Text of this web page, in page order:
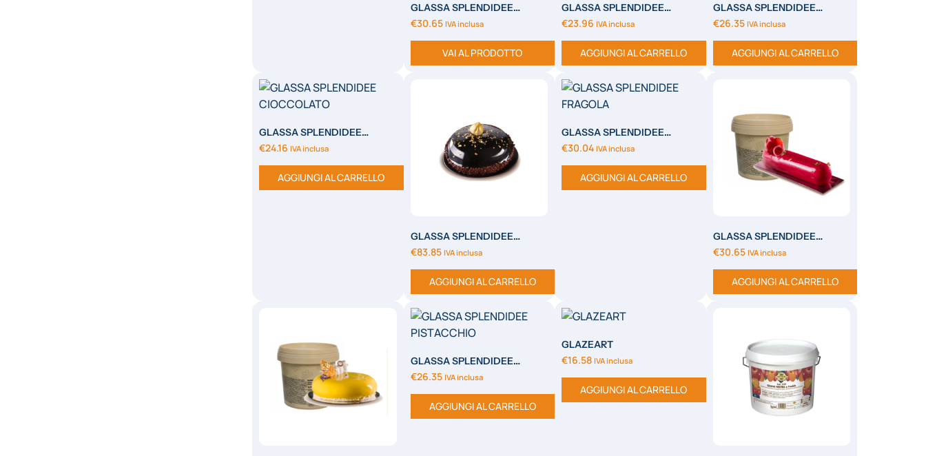
GLASSA SPLENDIDEE
AMARENA
€30.65 IVA inclusa
VAI AL PRODOTTO
GLASSA SPLENDIDEE
BIANCA
€23.96 IVA inclusa
AGGIUNGI AL CARRELLO
GLASSA SPLENDIDEE
CARAMELLO BURRO SALATO
€26.35 IVA inclusa
AGGIUNGI AL CARRELLO
GLASSA SPLENDIDEE
CIOCCOLATO
€24.16 IVA inclusa
AGGIUNGI AL CARRELLO
GLASSA SPLENDIDEE
CIOCCOLATO
€83.85 IVA inclusa
AGGIUNGI AL CARRELLO
GLASSA SPLENDIDEE
FRAGOLA
€30.04 IVA inclusa
AGGIUNGI AL CARRELLO
GLASSA SPLENDIDEE
LAMPONE
€30.65 IVA inclusa
AGGIUNGI AL CARRELLO
GLASSA SPLENDIDEE
PISTACCHIO
€26.35 IVA inclusa
AGGIUNGI AL CARRELLO
GLAZEART
€16.58 IVA inclusa
AGGIUNGI AL CARRELLO